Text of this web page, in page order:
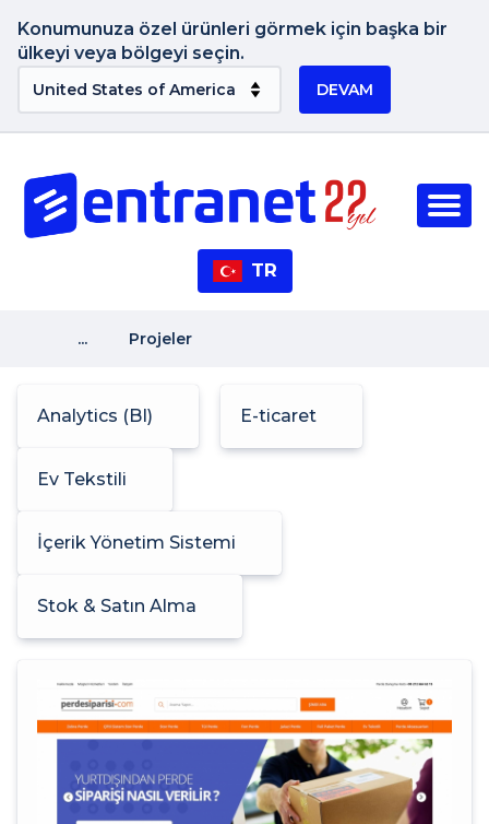
Konumunuza özel ürünleri görmek için başka bir
ülkeyi veya bölgeyi seçin.
DEVAM
TR
... Projeler
Analytics (BI) E-ticaret
Ev Tekstili
İçerik Yönetim Sistemi
Stok & Satın Alma